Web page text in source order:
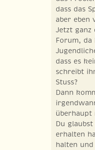
dass das
aber eben
Jetzt ganz
Forum, da
dass es
schreibt
Stuss?
Dann
Du
erhalten
halten